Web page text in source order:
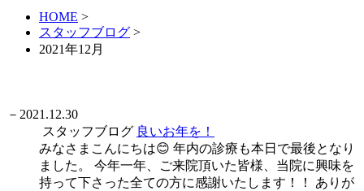
HOME >
スタッフブログ >
2021年12月
－ 2021.12.30
スタッフブログ 良いお年を！
みなさまこんにちは😊 年内の診療も本日で最後となり
ました。 今年一年、ご来院頂いた皆様、当院に興味を
持って下さった全ての方に感謝いたします！！ ありが